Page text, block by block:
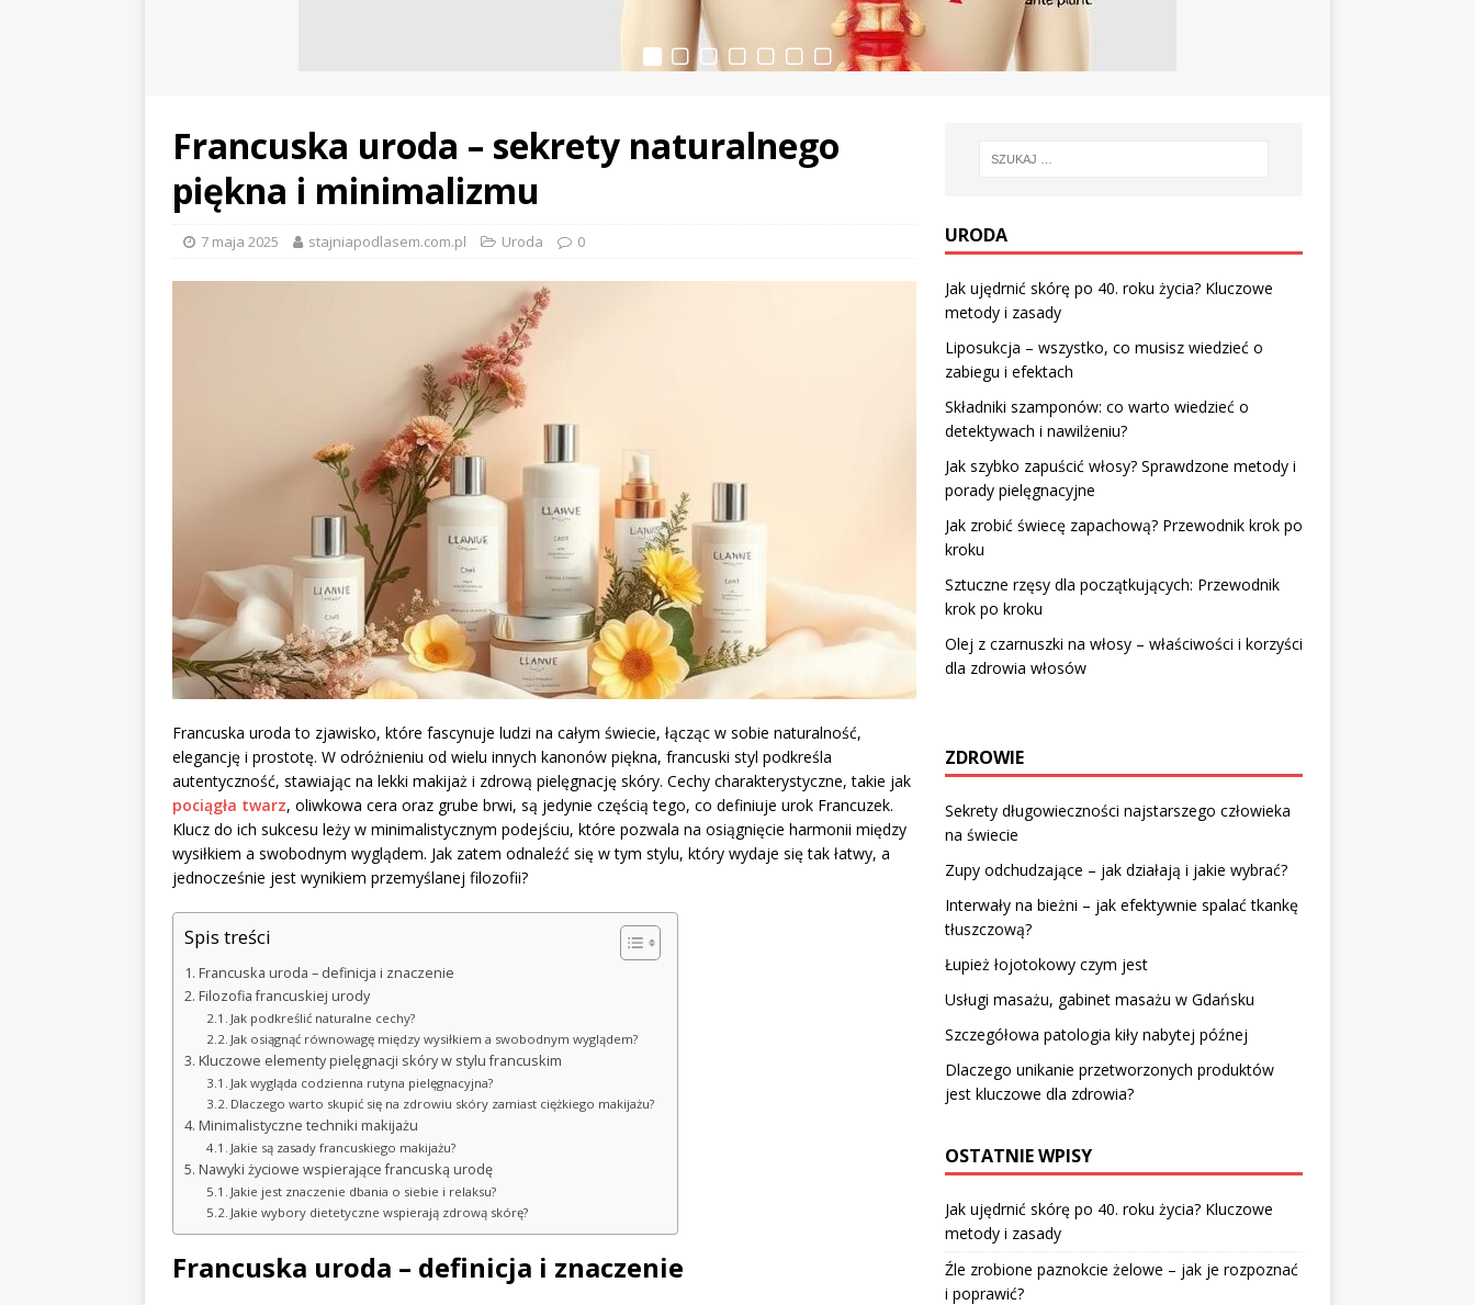
Francuska uroda – sekrety naturalnego
piękna i minimalizmu
7 maja 2025 stajniapodlasem.com.pl Uroda 0
Francuska uroda to zjawisko, które fascynuje ludzi na całym świecie, łącząc w sobie naturalność,
elegancję i prostotę. W odróżnieniu od wielu innych kanonów piękna, francuski styl podkreśla
autentyczność, stawiając na lekki makijaż i zdrową pielęgnację skóry. Cechy charakterystyczne, takie jak
pociągła twarz, oliwkowa cera oraz grube brwi, są jedynie częścią tego, co definiuje urok Francuzek.
Klucz do ich sukcesu leży w minimalistycznym podejściu, które pozwala na osiągnięcie harmonii między
wysiłkiem a swobodnym wyglądem. Jak zatem odnaleźć się w tym stylu, który wydaje się tak łatwy, a
jednocześnie jest wynikiem przemyślanej filozofii?
Spis treści
Francuska uroda – definicja i znaczenie
Filozofia francuskiej urody
Jak podkreślić naturalne cechy?
Jak osiągnąć równowagę między wysiłkiem a swobodnym wyglądem?
Kluczowe elementy pielęgnacji skóry w stylu francuskim
Jak wygląda codzienna rutyna pielęgnacyjna?
Dlaczego warto skupić się na zdrowiu skóry zamiast ciężkiego makijażu?
Minimalistyczne techniki makijażu
Jakie są zasady francuskiego makijażu?
Nawyki życiowe wspierające francuską urodę
Jakie jest znaczenie dbania o siebie i relaksu?
Jakie wybory dietetyczne wspierają zdrową skórę?
Francuska uroda – definicja i znaczenie
URODA
Jak ujędrnić skórę po 40. roku życia? Kluczowe
metody i zasady
Liposukcja – wszystko, co musisz wiedzieć o
zabiegu i efektach
Składniki szamponów: co warto wiedzieć o
detektywach i nawilżeniu?
Jak szybko zapuścić włosy? Sprawdzone metody i
porady pielęgnacyjne
Jak zrobić świecę zapachową? Przewodnik krok po
kroku
Sztuczne rzęsy dla początkujących: Przewodnik
krok po kroku
Olej z czarnuszki na włosy – właściwości i korzyści
dla zdrowia włosów
ZDROWIE
Sekrety długowieczności najstarszego człowieka
na świecie
Zupy odchudzające – jak działają i jakie wybrać?
Interwały na bieżni – jak efektywnie spalać tkankę
tłuszczową?
Łupież łojotokowy czym jest
Usługi masażu, gabinet masażu w Gdańsku
Szczegółowa patologia kiły nabytej późnej
Dlaczego unikanie przetworzonych produktów
jest kluczowe dla zdrowia?
OSTATNIE WPISY
Jak ujędrnić skórę po 40. roku życia? Kluczowe
metody i zasady
Źle zrobione paznokcie żelowe – jak je rozpoznać
i poprawić?